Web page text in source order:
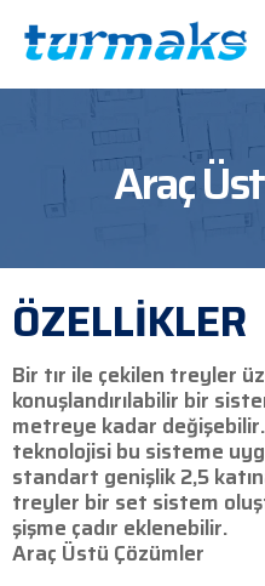
Araç
ÖZELLİKLER
Bir tır ile çekilen treyler
konuşlandırılabilir bir
metreye kadar
teknolojisi bu sisteme
standart genişlik 2,5
treyler bir set sistem
şişme çadır eklenebilir.
Araç Üstü Çözümler